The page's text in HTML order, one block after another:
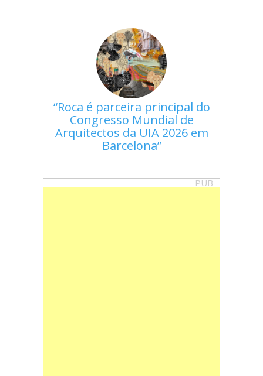
Roca é parceira principal do
Congresso Mundial de
Arquitectos da UIA 2026 em
Barcelona
PUB